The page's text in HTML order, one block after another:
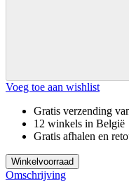
Voeg toe aan wishlist
Gratis verzending
12 winkels in België
Gratis afhalen en
Winkelvoorraad
Omschrijving